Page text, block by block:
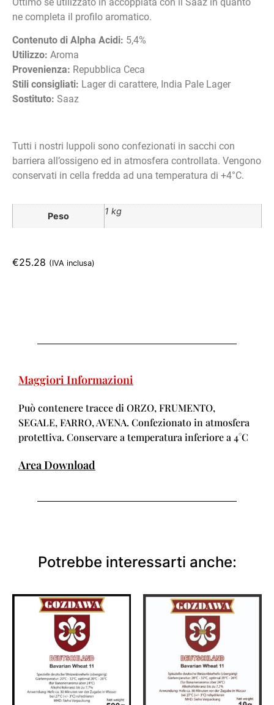
ne completa il profilo aromatico.
Contenuto di Alpha Acidi: 5,4%
Utilizzo: Aroma
Provenienza: Repubblica Ceca
Stili consigliati: Lager di carattere, India Pale Lager
Sostituto: Saaz
Tutti i nostri luppoli sono confezionati in sacchi con
barriera all’ossigeno ed in atmosfera controllata. Vengono
conservati in cella fredda ad una temperatura di +4°C.
Peso 1 kg
€25.28 (IVA inclusa)
Maggiori Informazioni
Può contenere tracce di ORZO, FRUMENTO,
SEGALE, FARRO, AVENA. Confezionato in atmosfera
protettiva. Conservare a temperatura inferiore a 4°C
Area Download
Potrebbe interessarti anche: